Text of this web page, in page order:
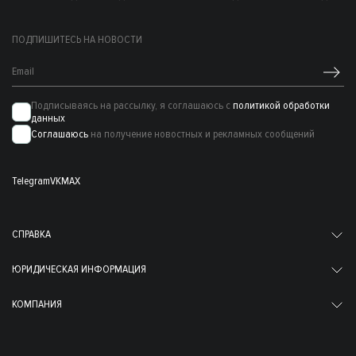
ПОДПИШИТЕСЬ НА НОВОСТИ
Подписываясь на рассылку, я соглашаюсь с политикой обработки
данных
Соглашаюсь на получение новостных и рекламных сообщений
TelegramVKMAX
СПРАВКА
ЮРИДИЧЕСКАЯ ИНФОРМАЦИЯ
КОМПАНИЯ